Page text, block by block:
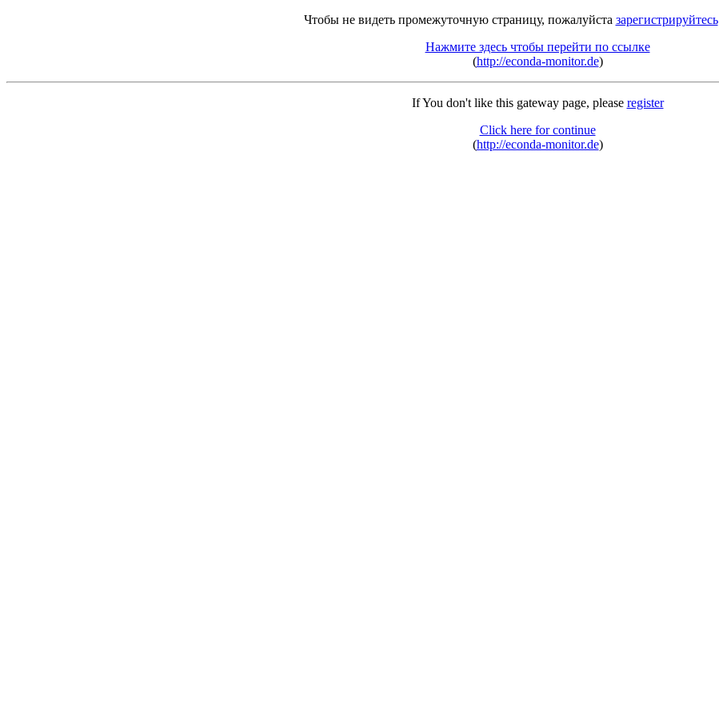
Чтобы не видеть промежуточную страницу, пожалуйста зарегистрируйтесь
Нажмите здесь чтобы перейти по ссылке
(http://econda-monitor.de)
If You don't like this gateway page, please register
Click here for continue
(http://econda-monitor.de)